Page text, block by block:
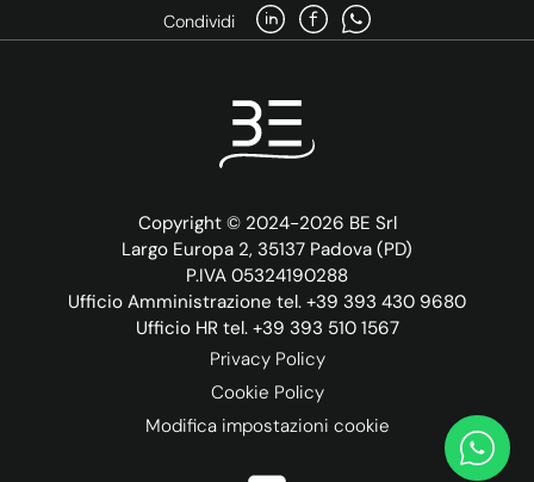
Condividi
Copyright © 2024-2026 BE Srl
Largo Europa 2, 35137 Padova (PD)
P.IVA 05324190288
Ufficio Amministrazione tel. +39 393 430 9680
Ufficio HR tel. +39 393 510 1567
Privacy Policy
Cookie Policy
Modifica impostazioni cookie